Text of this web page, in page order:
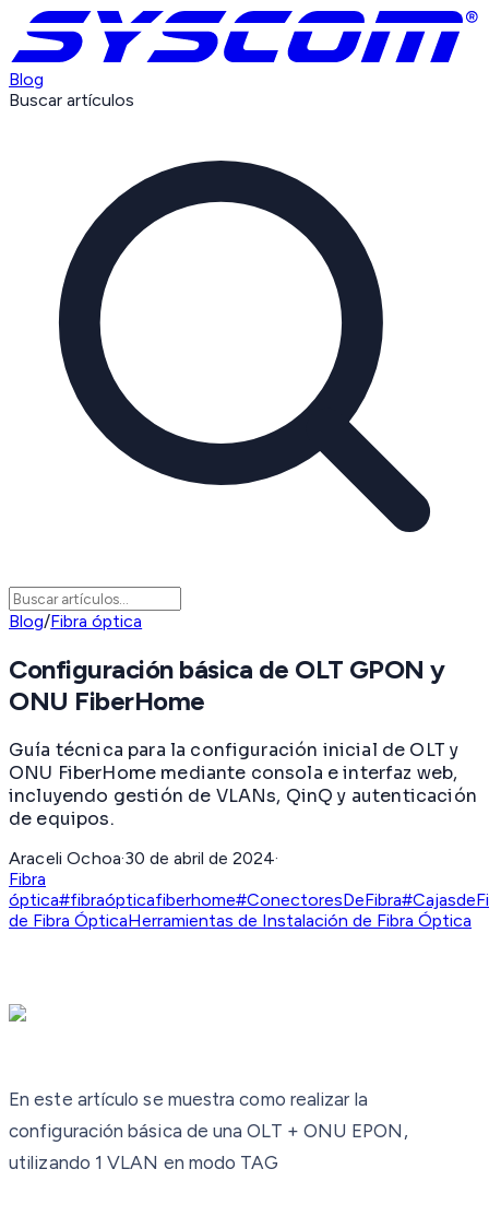
Blog
Buscar artículos
Blog/Fibra óptica
Configuración básica de OLT GPON y
ONU FiberHome
Guía técnica para la configuración inicial de OLT y
ONU FiberHome mediante consola e interfaz web,
incluyendo gestión de VLANs, QinQ y autenticación
de equipos.
Araceli Ochoa·30 de abril de 2024·
Fibra
óptica#fibraópticafiberhome#ConectoresDeFibra
de Fibra ÓpticaHerramientas de Instalación de Fibra Óptica
En este artículo se muestra como realizar la
configuración básica de una OLT + ONU EPON,
utilizando 1 VLAN en modo TAG